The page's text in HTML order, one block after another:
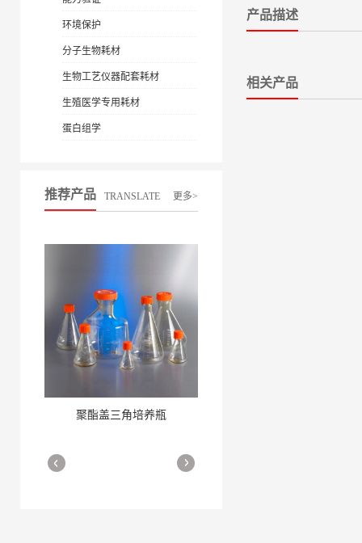
环境保护
分子生物耗材
生物工艺仪器配套耗材
生殖医学专用耗材
蛋白组学
推荐产品 TRANSLATE 更多>
聚酯盖三角培养瓶
产品描述
相关产品